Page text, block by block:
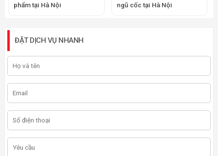
phẩm tại Hà Nội
ngũ cốc tại Hà Nội
ĐẶT DỊCH VỤ NHANH